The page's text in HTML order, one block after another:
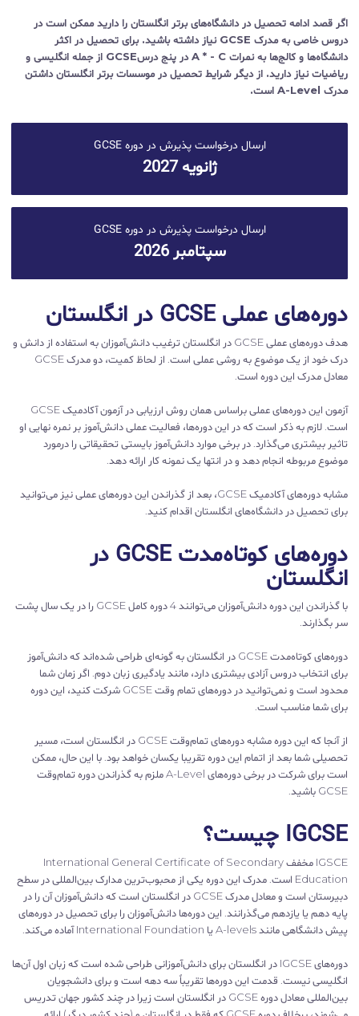
اگر قصد ادامه تحصیل در دانشگاه‌های برتر انگلستان را دارید ممکن است در
دروس خاصی به مدرک GCSE نیاز داشته باشید. برای تحصیل در اکثر
دانشگاه‌ها و کالج‌ها به نمرات A * - C در پنج درسGCSE از جمله انگلیسی و
ریاضیات نیاز دارید. از دیگر شرایط تحصیل در موسسات برتر انگلستان داشتن
مدرک A-Level است.
ارسال درخواست پذیرش در دوره GCSE
ژانویه 2027
ارسال درخواست پذیرش در دوره GCSE
سپتامبر 2026
دوره‌های عملی GCSE در انگلستان
هدف دوره‌های عملی GCSE در انگلستان ترغیب دانش‌آموزان به استفاده از دانش و
درک خود از یک موضوع به روشی عملی است. از لحاظ کمیت، دو مدرک GCSE
معادل مدرک این دوره است.
آزمون این دوره‌های عملی براساس همان روش ارزیابی در آزمون آکادمیک GCSE
است. لازم به ذکر است که در این دوره‌ها، فعالیت عملی دانش‌آموز بر نمره نهایی او
تاثیر بیشتری می‌گذارد. در برخی موارد دانش‌آموز بایستی تحقیقاتی را درمورد
موضوع مربوطه انجام دهد و در انتها یک نمونه کار ارائه دهد.
مشابه دوره‌های آکادمیک GCSE، بعد از گذراندن این دوره‌های عملی نیز می‌توانید
برای تحصیل در دانشگاه‌های انگلستان اقدام کنید.
دوره‌های کوتاه‌مدت GCSE در
انگلستان
با گذراندن این دوره دانش‌آموزان می‌توانند 4 دوره کامل GCSE را در یک سال پشت
سر بگذارند.
دوره‌های کوتاه‌مدت GCSE در انگلستان به گونه‌ای طراحی شده‌اند که دانش‌آموز
برای انتخاب دروس آزادی بیشتری دارد، مانند یادگیری زبان دوم. اگر زمان شما
محدود است و نمی‌توانید در دوره‌های تمام وقت GCSE شرکت کنید، این دوره
برای شما مناسب است.
از آنجا که این دوره مشابه دوره‌های تمام‌وقت GCSE در انگلستان است، مسیر
تحصیلی شما بعد از اتمام این دوره تقریبا یکسان خواهد بود. با این حال، ممکن
است برای شرکت در برخی دوره‌های A-Level ملزم به گذراندن دوره تمام‌وقت
GCSE باشید.
IGCSE چیست؟
IGSCE مخفف International General Certificate of Secondary
Education است. مدرک این دوره یکی از محبوب‌ترین مدارک بین‌المللی در سطح
دبیرستان است و معادل مدرک GCSE در انگلستان است که دانش‌آموزان آن را در
پایه دهم یا یازدهم می‌گذرانند. این دوره‌ها دانش‌آموزان را برای تحصیل در دوره‌های
پیش دانشگاهی مانند A-levels یا International Foundation آماده می‌کند.
دوره‌های IGCSE در انگلستان برای دانش‌آموزانی طراحی شده است که زبان اول آن‌ها
انگلیسی نیست. قدمت این دوره‌ها تقریباً سه دهه است و برای دانشجویان
بین‌المللی معادل دوره GCSE در انگلستان است زیرا در چند کشور جهان تدریس
می‌شوند، برخلاف دوره GCSE که فقط در انگلستان و (چند کشور دیگر) ارائه